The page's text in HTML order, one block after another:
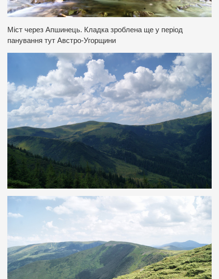
Міст через Апшинець. Кладка зроблена ще у період
панування тут Австро-Угорщини